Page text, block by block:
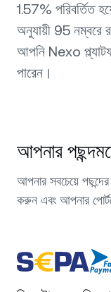
1.57% পরিবর্তিত
অনুযায়ী 95 নম্বরে
আপনি Nexo
পারেন।
আপনার
আপনার সবচেয়ে পছন্দের
করুন এবং আপনার